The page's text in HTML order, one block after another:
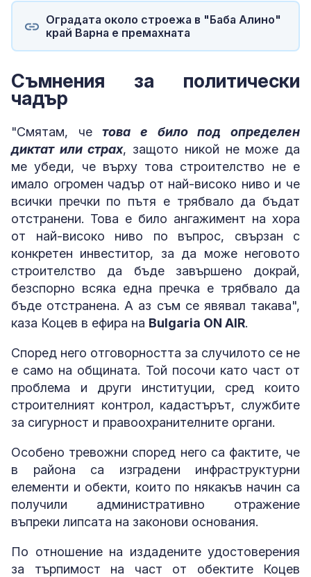
Оградата около строежа в "Баба Алино"
край Варна е премахната
Съмнения за политически
чадър
"Смятам, четова е било под определен
диктат или страх, защото никой не може да
ме убеди, че върху това строителство не е
имало огромен чадър от най-високо ниво и че
всички пречки по пътя е трябвало да бъдат
отстранени. Това е било ангажимент на хора
от най-високо ниво по въпрос, свързан с
конкретен инвеститор, за да може неговото
строителство да бъде завършено докрай,
безспорно всяка една пречка е трябвало да
бъде отстранена. А аз съм се явявал такава",
каза Коцев в ефира на Bulgaria ON AIR.
Според него отговорността за случилото се не
е само на общината. Той посочи като част от
проблема и други институции, сред които
строителният контрол, кадастърът, службите
за сигурност и правоохранителните органи.
Особено тревожни според него са фактите, че
в района са изградени инфраструктурни
елементи и обекти, които по някакъв начин са
получили административно отражение
въпреки липсата на законови основания.
По отношение на издадените удостоверения
за търпимост на част от обектите Коцев